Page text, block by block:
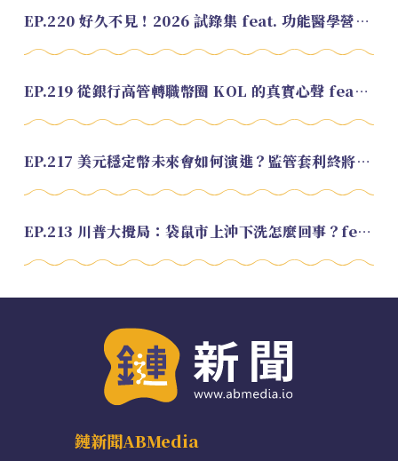
EP.220 好久不見！2026 試錄集 feat. 功能醫學營養師 美寶
EP.219 從銀行高管轉職幣圈 KOL 的真實心聲 feat.龜大
EP.217 美元穩定幣未來會如何演進？監管套利終將收斂？feat. 研究員 余哲安
EP.213 川普大攪局：袋鼠市上沖下洗怎麼回事？feat. Alvin
鏈新聞ABMedia